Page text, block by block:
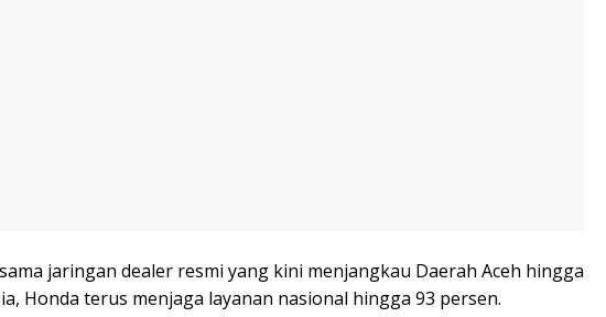
jaringan dealer resmi yang kini menjangkau Daerah Aceh hingga
Honda terus menjaga layanan nasional hingga 93 persen.